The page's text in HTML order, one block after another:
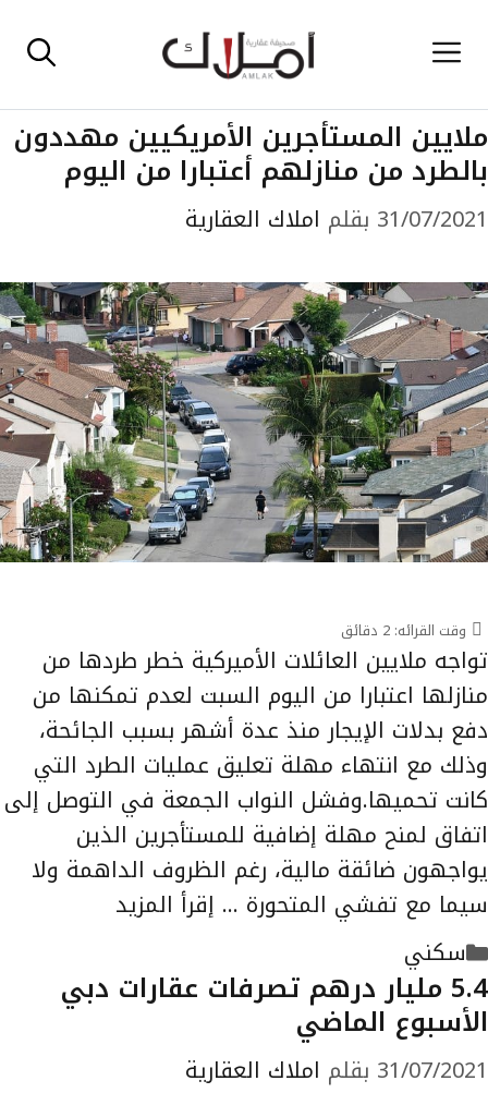
إلى القائمة
ملايين المستأجرين الأمريكيين مهددون
بالطرد من منازلهم أعتبارا من اليوم
31/07/2021 بقلم املاك العقارية
وقت القرائه: 2 دقائق
تواجه ملايين العائلات الأميركية خطر طردها من
منازلها اعتبارا من اليوم السبت لعدم تمكنها من
دفع بدلات الإيجار منذ عدة أشهر بسبب الجائحة،
وذلك مع انتهاء مهلة تعليق عمليات الطرد التي
كانت تحميها.وفشل النواب الجمعة في التوصل إلى
اتفاق لمنح مهلة إضافية للمستأجرين الذين
يواجهون ضائقة مالية، رغم الظروف الداهمة ولا
سيما مع تفشي المتحورة … إقرأ المزيد
التصنيفات
سكني
5.4 مليار درهم تصرفات عقارات دبي
الأسبوع الماضي
31/07/2021 بقلم املاك العقارية